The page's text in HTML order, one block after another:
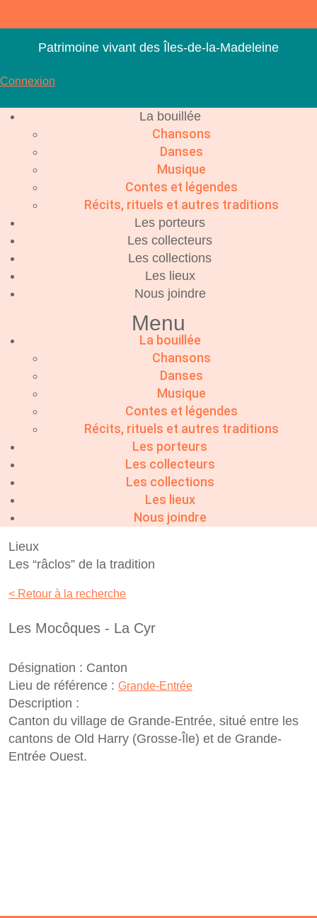
contenu
Patrimoine vivant des Îles-de-la-Madeleine
Connexion
La bouillée
Chansons
Danses
Musique
Contes et légendes
Récits, rituels et autres traditions
Les porteurs
Les collecteurs
Les collections
Les lieux
Nous joindre
Menu
La bouillée
Chansons
Danses
Musique
Contes et légendes
Récits, rituels et autres traditions
Les porteurs
Les collecteurs
Les collections
Les lieux
Nous joindre
Lieux
Les “râclos” de la tradition
< Retour à la recherche
Les Mocôques - La Cyr
Désignation : Canton
Lieu de référence : Grande-Entrée
Description :
Canton du village de Grande-Entrée, situé entre les
cantons de Old Harry (Grosse-Île) et de Grande-
Entrée Ouest.